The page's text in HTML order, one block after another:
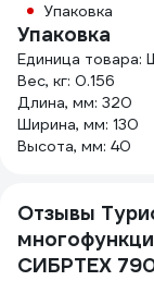
Упаковка
Упаковка
Единица товара:
Вес, кг: 0.156
Длина, мм: 320
Ширина, мм: 130
Высота, мм: 40
Отзывы
СИБРТЕХ